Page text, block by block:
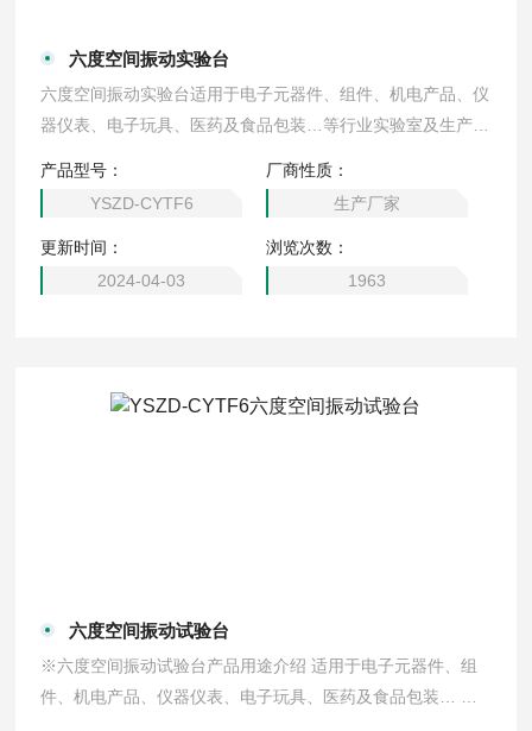
六度空间振动实验台
六度空间振动实验台适用于电子元器件、组件、机电产品、仪
器仪表、电子玩具、医药及食品包装…等行业实验室及生产线
产品型号：
YSZD-CYTF6
厂商性质：
生产厂家
更新时间：
2024-04-03
浏览次数：
1963
六度空间振动试验台
※六度空间振动试验台产品用途介绍 适用于电子元器件、组
件、机电产品、仪器仪表、电子玩具、医药及食品包装… 等